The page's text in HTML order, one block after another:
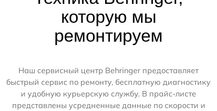
которую мы
ремонтируем
Наш сервисный центр Behringer предоставляет
быстрый сервис по ремонту, бесплатную диагностику
и удобную курьерскую службу. В прайс-листе
представлены усредненные данные по скорости и